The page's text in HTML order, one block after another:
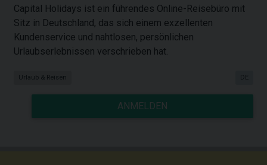
Capital Holidays ist ein führendes Online-Reisebüro mit
Sitz in Deutschland, das sich einem exzellenten
Kundenservice und nahtlosen, persönlichen
Urlaubserlebnissen verschrieben hat.
Urlaub & Reisen DE
ANMELDEN